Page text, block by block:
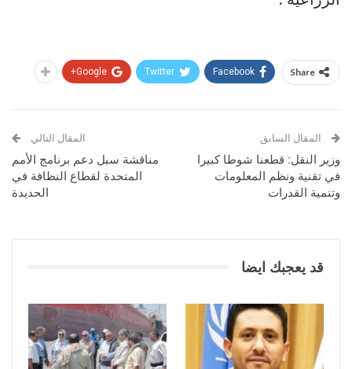
Share
Facebook
Twitter
Google+
المقال السابق
وزير النقل: قطعنا شوطا كبيرا
في تقنية ونظم المعلومات
وتنمية القدرات
المقال التالي
مناقشة سبل دعم برنامج الأمم
المتحدة لقطاع النظافة في
الحديدة
قد يعجبك ايضا